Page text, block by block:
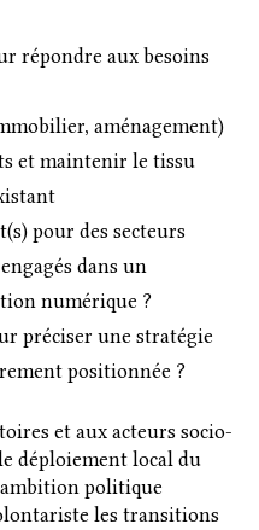
répondre aux besoins
aménagement)
et maintenir le tissu
pour des secteurs
dans un
numérique ?
préciser une stratégie
positionnée ?
et aux acteurs socio-
déploiement local du
politique
les transitions